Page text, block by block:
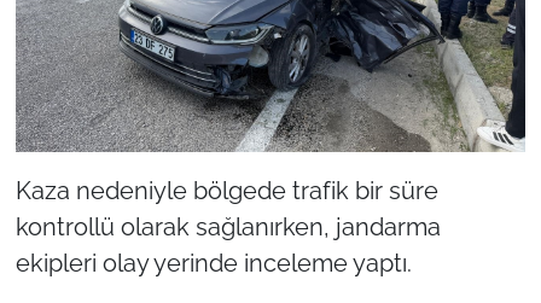
Kaza nedeniyle bölgede trafik bir süre
kontrollü olarak sağlanırken, jandarma
ekipleri olay yerinde inceleme yaptı.